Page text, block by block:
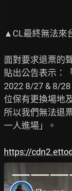
▲CL最終無法來
面對要求退票的
貼出公告表示：
2022 8/27 & 8/
位保有更換場地
所以我們無法退
一人進場」。
https://